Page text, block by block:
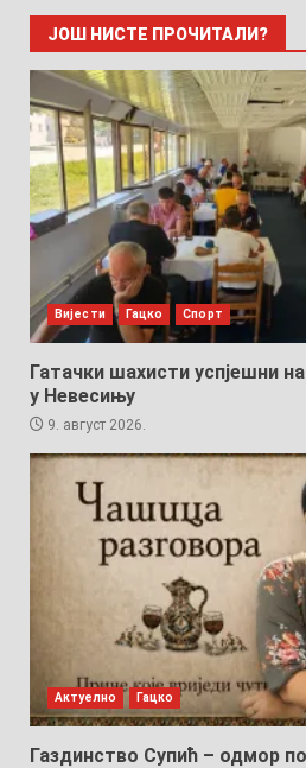
ЈОШ НИСТЕ ПРОЧИТАЛИ?
Вијести Гацко Спорт
Гатачки шахисти успјешни
у Невесињу
9. август 2026.
Актуелно Гацко
Газдинство Супић – одмор